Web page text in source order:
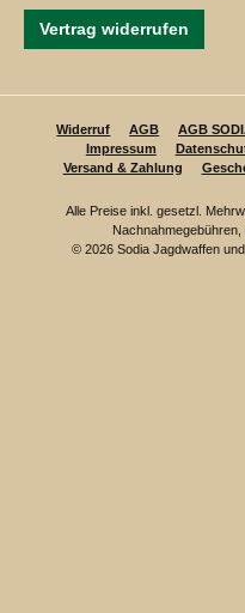
Vertrag widerrufen
Widerruf AGB AGB
Impressum
Versand & Zahlung
Alle Preise inkl. gesetzl.
© 2026 Sodia Jagdwaffen